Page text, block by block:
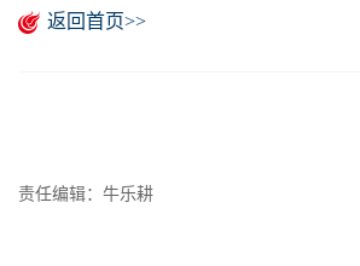
返回首页>>
责任编辑：牛乐耕